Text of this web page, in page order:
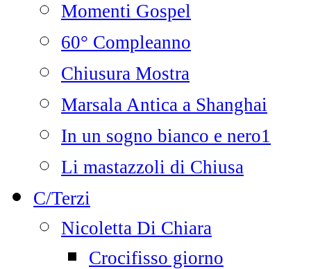
Momenti Gospel
60° Compleanno
Chiusura Mostra
Marsala Antica a Shanghai
In un sogno bianco e nero1
Li mastazzoli di Chiusa
C/Terzi
Nicoletta Di Chiara
Crocifisso giorno